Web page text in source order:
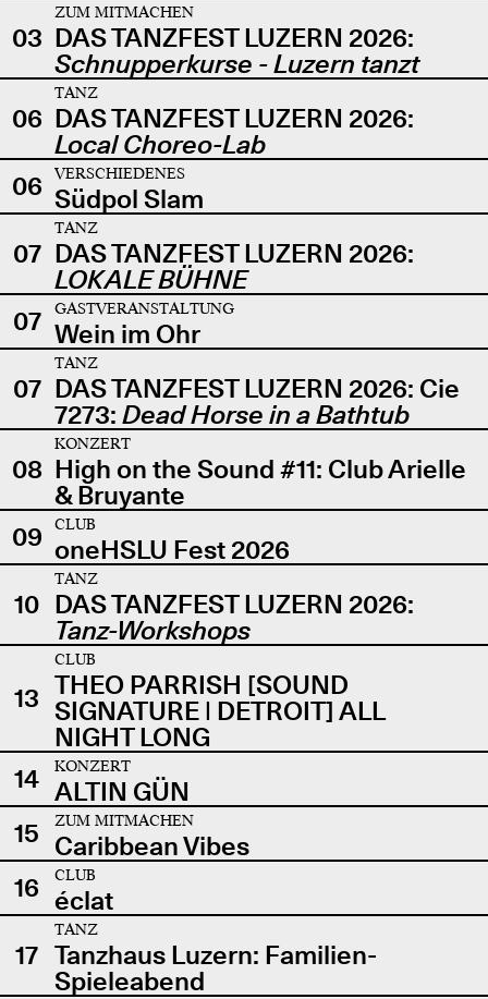
03
ZUM MITMACHEN
DAS TANZFEST LUZERN 2026:
Schnupperkurse - Luzern tanzt
06
TANZ
DAS TANZFEST LUZERN 2026:
Local Choreo-Lab
06
VERSCHIEDENES
Südpol Slam
07
TANZ
DAS TANZFEST LUZERN 2026:
LOKALE BÜHNE
07
GASTVERANSTALTUNG
Wein im Ohr
07
TANZ
DAS TANZFEST LUZERN 2026: Cie
7273: Dead Horse in a Bathtub
08
KONZERT
High on the Sound #11: Club Arielle
& Bruyante
09
CLUB
oneHSLU Fest 2026
10
TANZ
DAS TANZFEST LUZERN 2026:
Tanz-Workshops
13
CLUB
THEO PARRISH [SOUND
SIGNATURE | DETROIT] ALL
NIGHT LONG
14
KONZERT
ALTIN GÜN
15
ZUM MITMACHEN
Caribbean Vibes
16
CLUB
éclat
17
TANZ
Tanzhaus Luzern: Familien-
Spieleabend